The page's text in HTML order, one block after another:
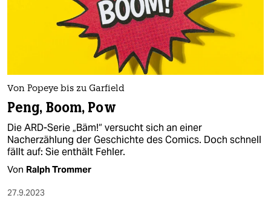
Von Popeye bis zu Garfield
Peng, Boom, Pow
Die ARD-Serie „Bäm!“ versucht sich an einer
Nacherzählung der Geschichte des Comics. Doch schnell
fällt auf: Sie enthält Fehler.
Von Ralph Trommer
27.9.2023